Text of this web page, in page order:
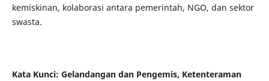
kemiskinan, kolaborasi antara pemerintah, NGO, dan sektor
swasta.
Kata Kunci: Gelandangan dan Pengemis, Ketenteraman